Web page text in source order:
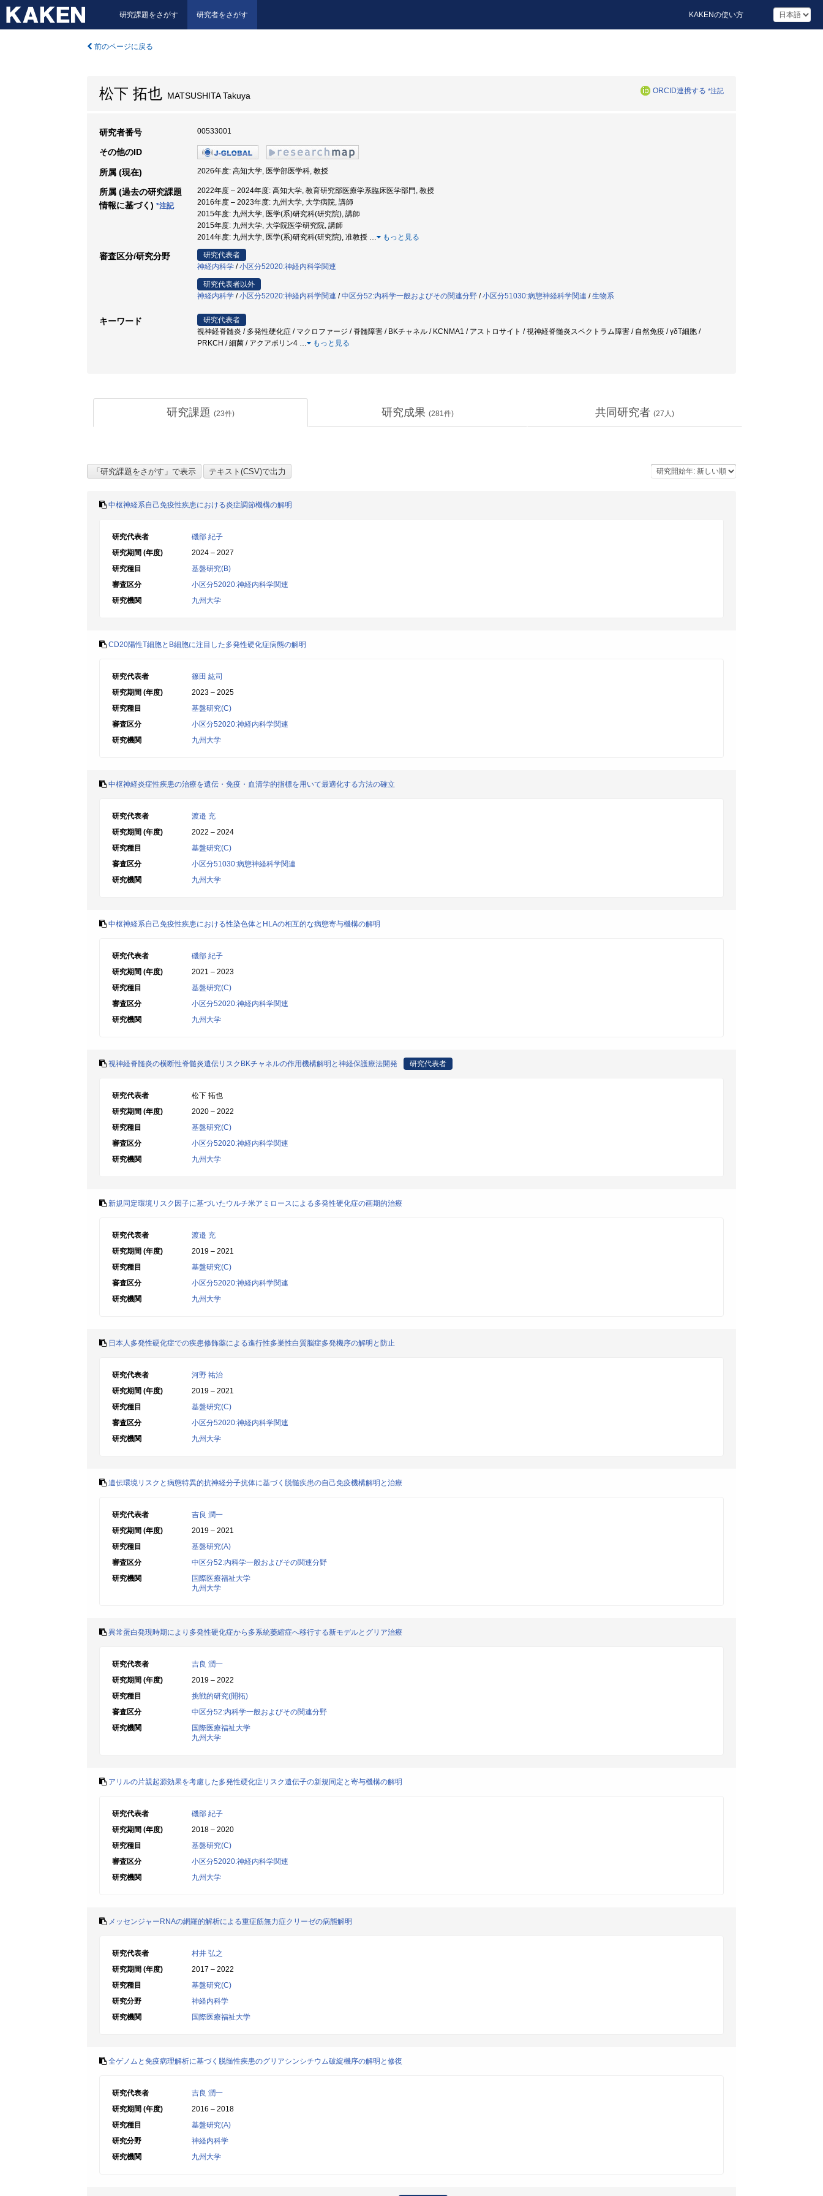
研究課題をさがす 研究者をさがす KAKENの使い方
前のページに戻る
松下 拓也 MATSUSHITA Takuya ORCID連携する *注記
研究者番号 00533001
その他のID
所属 (現在) 2026年度: 高知大学, 医学部医学科, 教授
所属 (過去の研究課題
情報に基づく) *注記
2022年度 – 2024年度: 高知大学, 教育研究部医療学系臨床医学部門, 教授
2016年度 – 2023年度: 九州大学, 大学病院, 講師
2015年度: 九州大学, 医学(系)研究科(研究院), 講師
2015年度: 九州大学, 大学院医学研究院, 講師
2014年度: 九州大学, 医学(系)研究科(研究院), 准教授 … もっと見る
審査区分/研究分野
研究代表者
神経内科学 /小区分52020:神経内科学関連
研究代表者以外
神経内科学 /小区分52020:神経内科学関連 /中区分52:内科学一般およびその関連分野 /小区分51030:病態神経科学関連 /生物系
キーワード
研究代表者
視神経脊髄炎 / 多発性硬化症 / マクロファージ / 脊髄障害 / BKチャネル / KCNMA1 / アストロサイト / 視神経脊髄炎スペクトラム障害 / 自然免疫 / γδT細胞 /
PRKCH / 細菌 / アクアポリン4 … もっと見る
研究課題 (23件) 研究成果 (281件) 共同研究者 (27 人)
中枢神経系自己免疫性疾患における炎症調節機構の解明
研究代表者
磯部 紀子
研究期間 (年度)
2024 – 2027
研究種目
基盤研究(B)
審査区分
小区分52020:神経内科学関連
研究機関
九州大学
CD20陽性T細胞とB細胞に注目した多発性硬化症病態の解明
研究代表者
篠田 紘司
研究期間 (年度)
2023 – 2025
研究種目
基盤研究(C)
審査区分
小区分52020:神経内科学関連
研究機関
九州大学
中枢神経炎症性疾患の治療を遺伝・免疫・血清学的指標を用いて最適化する方法の確立
研究代表者
渡邉 充
研究期間 (年度)
2022 – 2024
研究種目
基盤研究(C)
審査区分
小区分51030:病態神経科学関連
研究機関
九州大学
中枢神経系自己免疫性疾患における性染色体とHLAの相互的な病態寄与機構の解明
研究代表者
磯部 紀子
研究期間 (年度)
2021 – 2023
研究種目
基盤研究(C)
審査区分
小区分52020:神経内科学関連
研究機関
九州大学
視神経脊髄炎の横断性脊髄炎遺伝リスクBKチャネルの作用機構解明と神経保護療法開発 研究代表者
研究代表者
松下 拓也
研究期間 (年度)
2020 – 2022
研究種目
基盤研究(C)
審査区分
小区分52020:神経内科学関連
研究機関
九州大学
新規同定環境リスク因子に基づいたウルチ米アミロースによる多発性硬化症の画期的治療
研究代表者
渡邉 充
研究期間 (年度)
2019 – 2021
研究種目
基盤研究(C)
審査区分
小区分52020:神経内科学関連
研究機関
九州大学
日本人多発性硬化症での疾患修飾薬による進行性多巣性白質脳症多発機序の解明と防止
研究代表者
河野 祐治
研究期間 (年度)
2019 – 2021
研究種目
基盤研究(C)
審査区分
小区分52020:神経内科学関連
研究機関
九州大学
遺伝環境リスクと病態特異的抗神経分子抗体に基づく脱髄疾患の自己免疫機構解明と治療
研究代表者
吉良 潤一
研究期間 (年度)
2019 – 2021
研究種目
基盤研究(A)
審査区分
中区分52:内科学一般およびその関連分野
研究機関
国際医療福祉大学
九州大学
異常蛋白発現時期により多発性硬化症から多系統萎縮症へ移行する新モデルとグリア治療
研究代表者
吉良 潤一
研究期間 (年度)
2019 – 2022
研究種目
挑戦的研究(開拓)
審査区分
中区分52:内科学一般およびその関連分野
研究機関
国際医療福祉大学
九州大学
アリルの片親起源効果を考慮した多発性硬化症リスク遺伝子の新規同定と寄与機構の解明
研究代表者
磯部 紀子
研究期間 (年度)
2018 – 2020
研究種目
基盤研究(C)
審査区分
小区分52020:神経内科学関連
研究機関
九州大学
メッセンジャーRNAの網羅的解析による重症筋無力症クリーゼの病態解明
研究代表者
村井 弘之
研究期間 (年度)
2017 – 2022
研究種目
基盤研究(C)
研究分野
神経内科学
研究機関
国際医療福祉大学
全ゲノムと免疫病理解析に基づく脱髄性疾患のグリアシンシチウム破綻機序の解明と修復
研究代表者
吉良 潤一
研究期間 (年度)
2016 – 2018
研究種目
基盤研究(A)
研究分野
神経内科学
研究機関
九州大学